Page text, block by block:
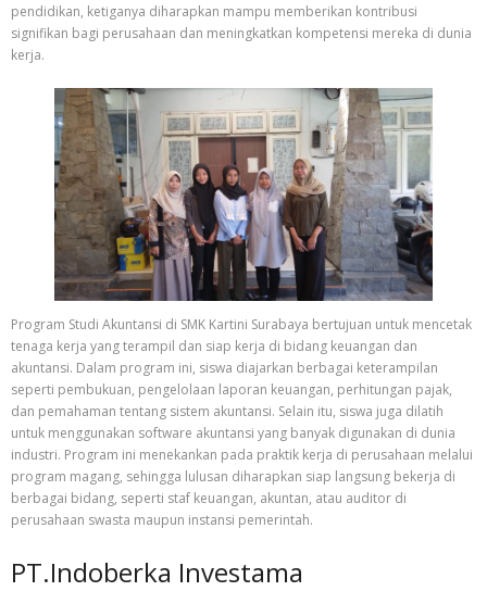
pendidikan, ketiganya diharapkan mampu memberikan kontribusi
signifikan bagi perusahaan dan meningkatkan kompetensi mereka di dunia
kerja.
Program Studi Akuntansi di SMK Kartini Surabaya bertujuan untuk mencetak
tenaga kerja yang terampil dan siap kerja di bidang keuangan dan
akuntansi. Dalam program ini, siswa diajarkan berbagai keterampilan
seperti pembukuan, pengelolaan laporan keuangan, perhitungan pajak,
dan pemahaman tentang sistem akuntansi. Selain itu, siswa juga dilatih
untuk menggunakan software akuntansi yang banyak digunakan di dunia
industri. Program ini menekankan pada praktik kerja di perusahaan melalui
program magang, sehingga lulusan diharapkan siap langsung bekerja di
berbagai bidang, seperti staf keuangan, akuntan, atau auditor di
perusahaan swasta maupun instansi pemerintah.
PT.Indoberka Investama